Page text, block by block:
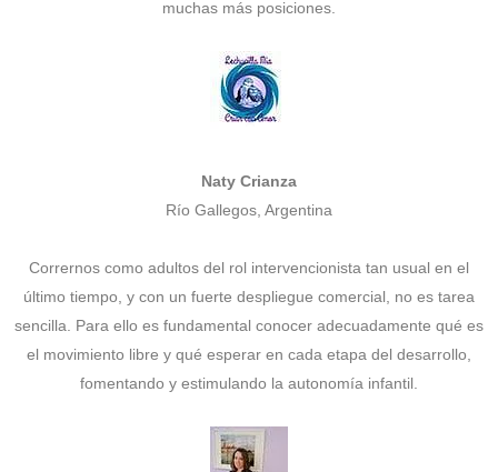
muchas más posiciones.
Naty Crianza
Río Gallegos, Argentina
Corrernos como adultos del rol intervencionista tan usual en el
último tiempo, y con un fuerte despliegue comercial, no es tarea
sencilla. Para ello es fundamental conocer adecuadamente qué es
el movimiento libre y qué esperar en cada etapa del desarrollo,
fomentando y estimulando la autonomía infantil.